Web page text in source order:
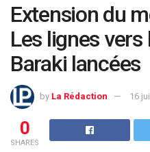
Extension du
Les lignes vers
Baraki lancées
by La Rédaction 16
0
SHARES